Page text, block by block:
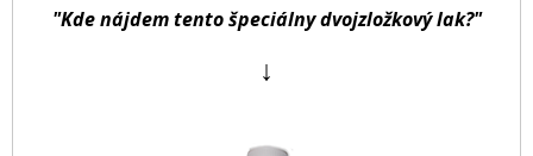
"Kde nájdem tento špeciálny dvojzložkový lak?"
↓